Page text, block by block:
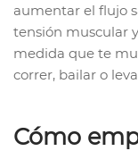
aumentar el flujo
tensión muscular
medida que te
correr, bailar o
Cómo